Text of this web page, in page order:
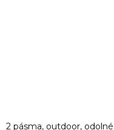
2 pásma, outdoor,